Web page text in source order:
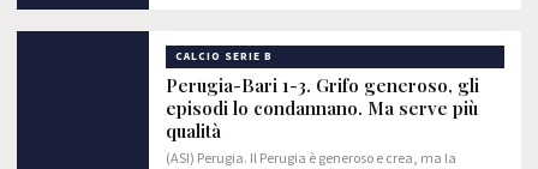
CALCIO SERIE B
Perugia-Bari 1-3. Grifo generoso, gli
episodi lo condannano. Ma serve più
qualità
(ASI) Perugia. Il Perugia è generoso e crea, ma la